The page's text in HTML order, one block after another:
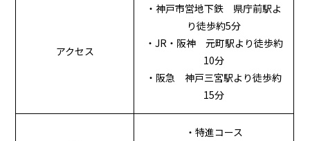
アクセス
・神戸市営地下鉄 県庁前駅よ
り徒歩約5分
・JR・阪神 元町駅より徒歩約
10分
・阪急 神戸三宮駅より徒歩約
15分
・特進コース